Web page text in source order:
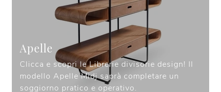
Apelle
Clicca e scopri le Librerie divisorie design! Il
modello Apelle Midj saprà completare un
soggiorno pratico e operativo.